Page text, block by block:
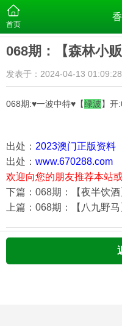
首页
068期：【森林小
发表于：2024-04-13 01:09:28
068期:♥一波中特♥【绿波】开
出处： 2023澳门正版资料
出处： www.670288.com
欢迎向您的朋友推荐本站
下篇：068期：【夜半饮
上篇：068期：【八九野